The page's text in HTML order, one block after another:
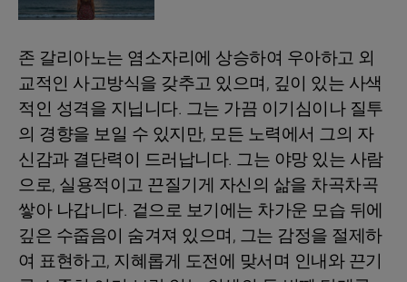
존 갈리아노는 염소자리에 상승하여 우아하고 외
교적인 사고방식을 갖추고 있으며, 깊이 있는 사색
적인 성격을 지닙니다. 그는 가끔 이기심이나 질투
의 경향을 보일 수 있지만, 모든 노력에서 그의 자
신감과 결단력이 드러납니다. 그는 야망 있는 사람
으로, 실용적이고 끈질기게 자신의 삶을 차곡차곡
쌓아 나갑니다. 겉으로 보기에는 차가운 모습 뒤에
깊은 수줍음이 숨겨져 있으며, 그는 감정을 절제하
여 표현하고, 지혜롭게 도전에 맞서며 인내와 끈기